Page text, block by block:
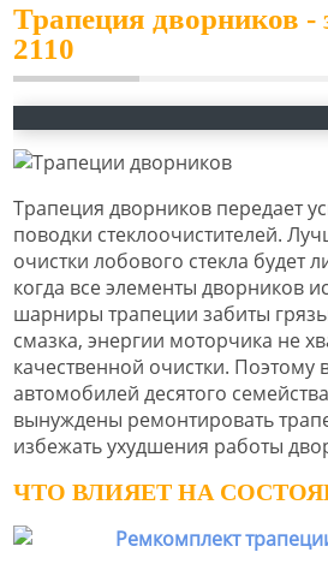
Трапеция дворников -
2110
Трапеция дворников передает
поводки стеклоочистителей.
очистки лобового стекла будет
когда все элементы дворников
шарниры трапеции забиты
смазка, энергии моторчика не
качественной очистки. Поэтому
автомобилей десятого
вынуждены ремонтировать
избежать ухудшения работы
ЧТО ВЛИЯЕТ НА